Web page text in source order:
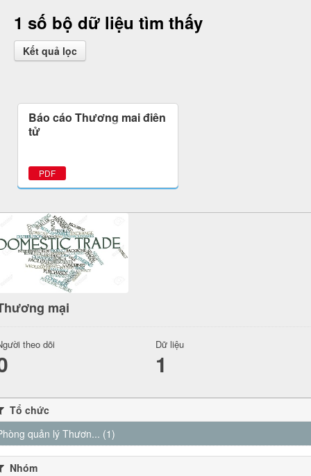
1 số bộ dữ liệu tìm thấy
Kết quả lọc
Báo cáo Thương mại điện
tử
PDF
mại
theo dõi Dữ liệu
1
Tổ chức
quản lý Thươn... (1)
Nhóm